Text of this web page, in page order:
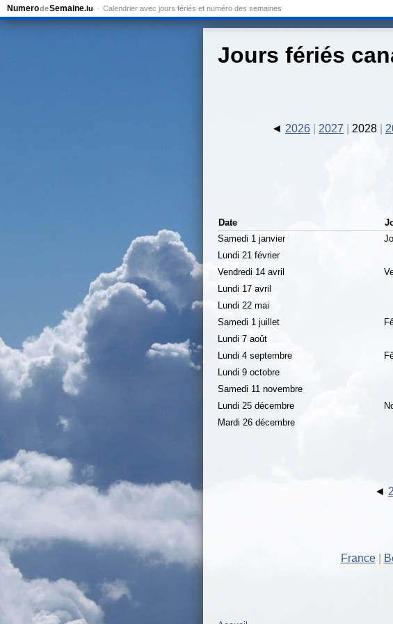
NumerodeSemaine.lu Calendrier avec jours fériés et numéro des semaines
Jours fériés
2026 2027 2028
Date
Samedi 1 janvier
Lundi 21 février
Vendredi 14 avril
Lundi 17 avril
Lundi 22 mai
Samedi 1 juillet
Lundi 7 août
Lundi 4 septembre
Lundi 9 octobre
Samedi 11 novembre
Lundi 25 décembre
Mardi 26 décembre
France